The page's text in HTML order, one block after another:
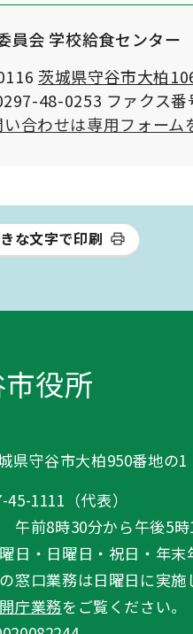
員会 学校給食センター
茨城県守谷市大柏
48-0253 ファクス
い合わせは専用フォーム
な文字で印刷
役所
県守谷市大柏950番地の1
45-1111（代表）
午前8時30分から午後5時
曜日・日曜日・祝日・年末
窓口業務は日曜日に実施
庁業務をご覧ください。